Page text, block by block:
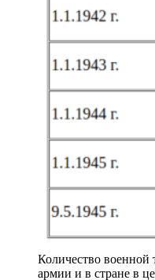
Количество
армии и в стране в